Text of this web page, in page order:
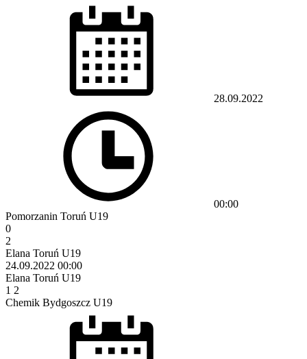
28.09.2022
00:00
Pomorzanin Toruń U19
0
2
Elana Toruń U19
24.09.2022 00:00
Elana Toruń U19
1 2
Chemik Bydgoszcz U19